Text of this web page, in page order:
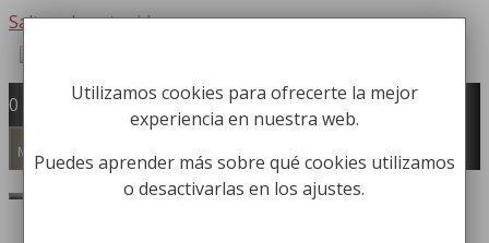
Saltar al contenido
Fabricación y comercialización de
equipamiento para la higiene industrial
Búsqueda de productos
0
Menú
Utilizamos cookies para ofrecerte la mejor
experiencia en nuestra web.
Puedes aprender más sobre qué cookies utilizamos
o desactivarlas en los ajustes.